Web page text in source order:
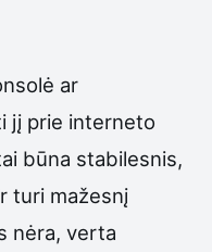
ar
jį prie interneto
būna stabilesnis,
turi mažesnį
nėra, verta